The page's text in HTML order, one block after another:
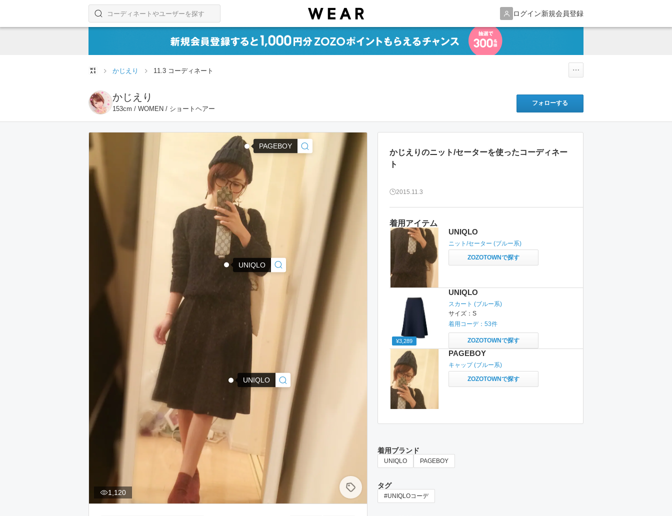
ログイン新規会員登録
コーディネートやユーザーを探す
検索する
かじえり 11.3 コーディネート
かじえり
153cm / WOMEN / ショートヘアー
フォローする
UNIQLO
UNIQLO
PAGEBOY
1,120
着用アイテム
UNIQLO
ニット/セーター (ブルー系)
ZOZOTOWNで探す
¥3,289
UNIQLO
スカート (ブルー系)
サイズ： S
着用コーデ： 53件
ZOZOTOWNで探す
PAGEBOY
キャップ(ブルー系)
ZOZOTOWNで探す
かじえりのニット/セーターを使ったコーディネー
ト
2015.11.3
着用ブランド
UNIQLO PAGEBOY
タグ
#UNIQLOコーデ